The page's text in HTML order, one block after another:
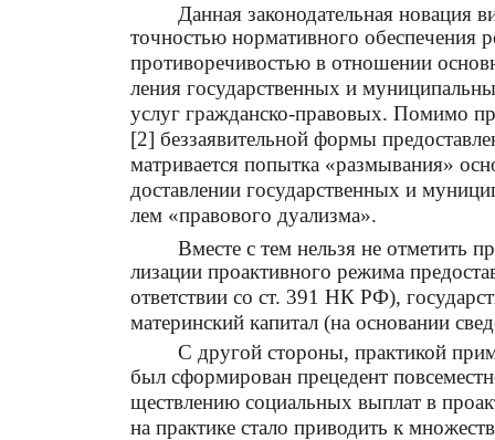
Данная законодательная новация
точностью нормативного обеспечения
противоречивостью в отношении
ления государственных и
услуг гражданско-правовых. Помимо
[2] беззаявительной формы
матривается попытка «размывания»
доставлении государственных и
лем «правового дуализма».
Вместе с тем нельзя не отметить
лизации проактивного режима
ответствии со ст. 391 НК РФ),
материнский капитал (на основании
С другой стороны, практикой
был сформирован прецедент
ществлению социальных выплат в
на практике стало приводить к